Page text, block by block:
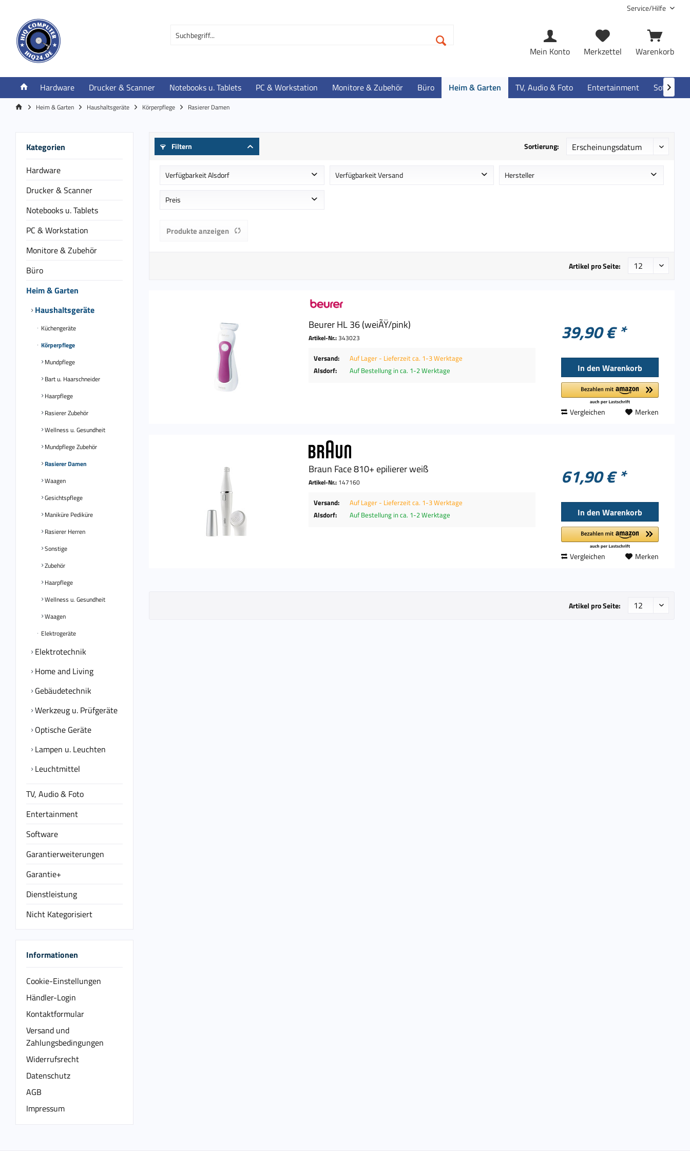
Service/Hilfe
Warenkorb
Merkzettel
Mein Konto
Hardware Drucker & Scanner Notebooks u. Tablets PC & Workstation Monitore & Zubehör Büro Heim & Garten TV, Audio & Foto Entertainment Software

Heim & Garten Haushaltsgeräte Körperpflege Rasierer Damen
Kategorien
Hardware
Drucker & Scanner
Notebooks u. Tablets
PC & Workstation
Monitore & Zubehör
Büro
Heim & Garten
Haushaltsgeräte
Küchengeräte
Körperpflege
Mundpflege
Bart u. Haarschneider
Haarpflege
Rasierer Zubehör
Wellness u. Gesundheit
Mundpflege Zubehör
Rasierer Damen
Waagen
Gesichtspflege
Maniküre Pediküre
Rasierer Herren
Sonstige
Zubehör
Haarpflege
Wellness u. Gesundheit
Waagen
Elektrogeräte
Elektrotechnik
Home and Living
Gebäudetechnik
Werkzeug u. Prüfgeräte
Optische Geräte
Lampen u. Leuchten
Leuchtmittel
TV, Audio & Foto
Entertainment
Software
Garantierweiterungen
Garantie+
Dienstleistung
Nicht Kategorisiert
Informationen
Cookie-Einstellungen
Händler-Login
Kontaktformular
Versand und
Zahlungsbedingungen
Widerrufsrecht
Datenschutz
AGB
Impressum
Filtern Sortierung:
Verfügbarkeit Alsdorf
Auf Bestellung in ca. 1-2 Werktage
Verfügbarkeit Versand Hersteller
Preis
von39,90 €
Produkte anzeigen
Artikel pro Seite:
Beurer HL 36 (weiÃŸ/pink)
Artikel-Nr.:343023
Versand:
Auf Lager - Lieferzeit ca. 1-3 Werktage
Alsdorf:
Auf Bestellung in ca. 1-2 Werktage
39,90 € *
In den Warenkorb
Vergleichen Merken
Braun Face 810+ epilierer weiß
Artikel-Nr.: 147160
Versand:
Auf Lager - Lieferzeit ca. 1-3 Werktage
Alsdorf:
Auf Bestellung in ca. 1-2 Werktage
61,90 € *
In den Warenkorb
Vergleichen Merken
Artikel pro Seite: